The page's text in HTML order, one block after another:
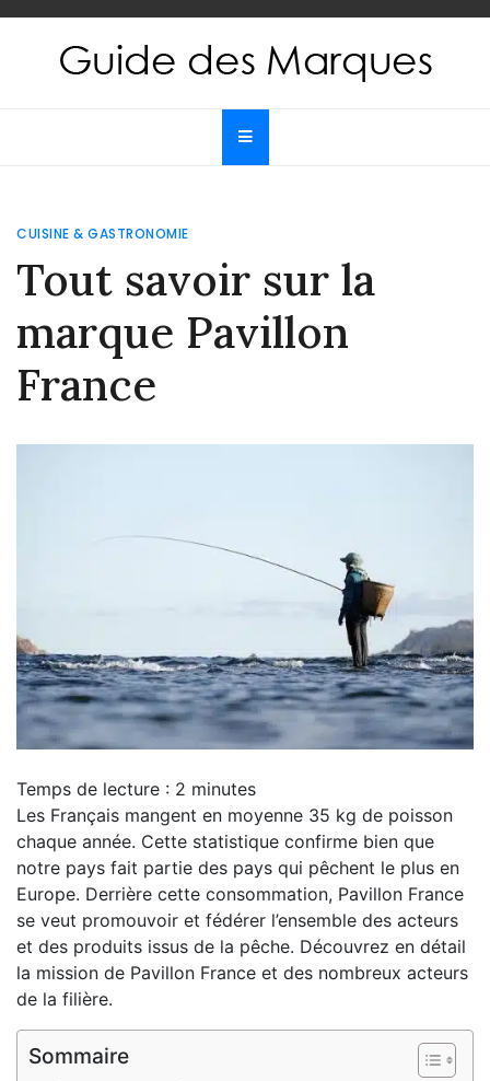
Skip
content
Guide des Marques
CUISINE & GASTRONOMIE
Tout savoir sur la
marque Pavillon
France
Temps de lecture : 2 minutes
Les Français mangent en moyenne 35 kg de poisson
chaque année. Cette statistique confirme bien que
notre pays fait partie des pays qui pêchent le plus en
Europe. Derrière cette consommation, Pavillon France
se veut promouvoir et fédérer l’ensemble des acteurs
et des produits issus de la pêche. Découvrez en détail
la mission de Pavillon France et des nombreux acteurs
de la filière.
Sommaire